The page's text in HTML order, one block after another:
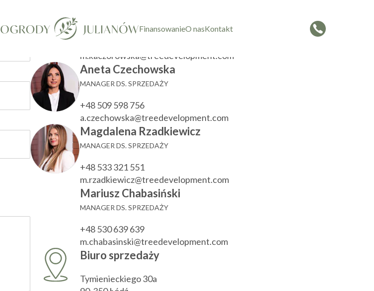
FinansowanieO nasKontakt
KIEROWNIK DZIAŁU SPRZEDAŻY
m.kaczorowska@treedevelopment.com
Aneta Czechowska
MANAGER DS. SPRZEDAŻY
+48 509 598 756
a.czechowska@treedevelopment.com
Magdalena Rzadkiewicz
MANAGER DS. SPRZEDAŻY
+48 533 321 551
m.rzadkiewicz@treedevelopment.com
Mariusz Chabasiński
MANAGER DS. SPRZEDAŻY
+48 530 639 639
m.chabasinski@treedevelopment.com
Biuro sprzedaży
Tymienieckiego 30a